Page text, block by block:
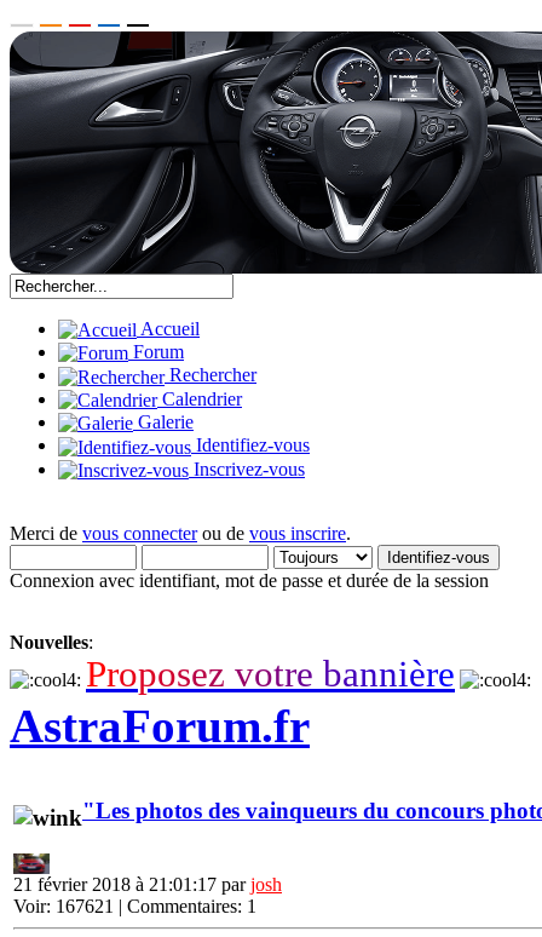
Accueil
Forum
Rechercher
Calendrier
Galerie
Identifiez-vous
Inscrivez-vous
Merci de vous connecterou de vous inscrire.
Connexion avec identifiant, mot de passe et durée de la session
Nouvelles:
Proposez votre bannière
AstraForum.fr
"Les photos des vainqueurs du concours
21 février 2018 à 21:01:17 parjosh
Voir: 167621 | Commentaires: 1